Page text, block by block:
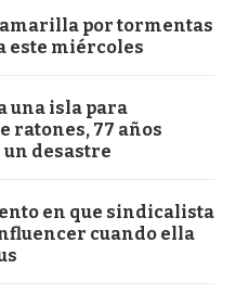
por tormentas
este miércoles
una isla para
ratones, 77 años
desastre
en que sindicalista
cuando ella